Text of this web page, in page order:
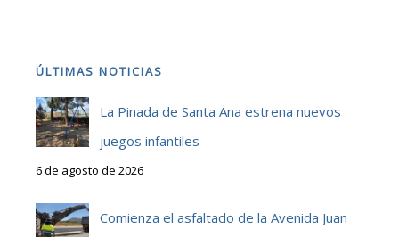
ÚLTIMAS NOTICIAS
La Pinada de Santa Ana estrena nuevos
juegos infantiles
6 de agosto de 2026
Comienza el asfaltado de la Avenida Juan